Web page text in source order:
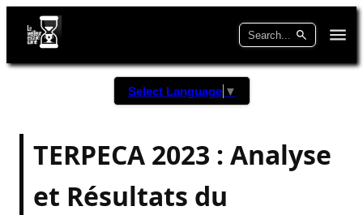
Select Language ▼
TERPECA 2023 : Analyse
et Résultats du